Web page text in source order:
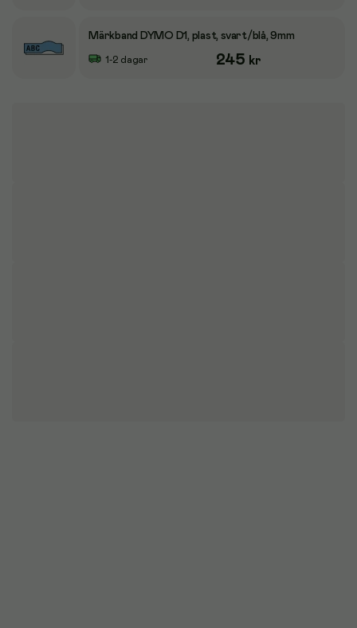
Märkband DYMO D1, plast, svart/blå, 9mm
1-2 dagar 245 kr